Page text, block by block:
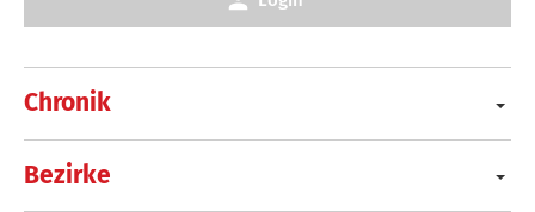
Chronik
Bezirke